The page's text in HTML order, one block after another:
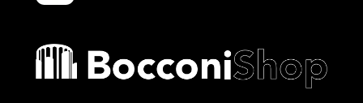
Bocconi shop